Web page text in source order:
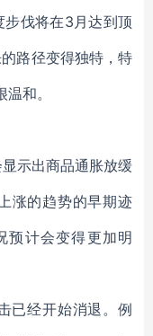
步伐将在3月达到顶
路径变得独特，特
和。
示出商品通胀放缓
涨的趋势的早期迹
预计会变得更加明
已经开始消退。例